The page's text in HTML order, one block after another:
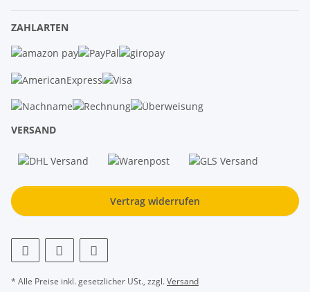
ZAHLARTEN
VERSAND
Vertrag widerrufen
* Alle Preise inkl. gesetzlicher USt., zzgl.Versand